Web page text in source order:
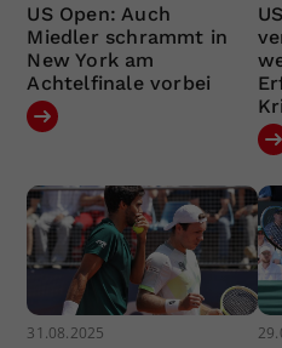
US Open: Auch
Miedler schrammt in
New York am
Achtelfinale vorbei
31.08.2025